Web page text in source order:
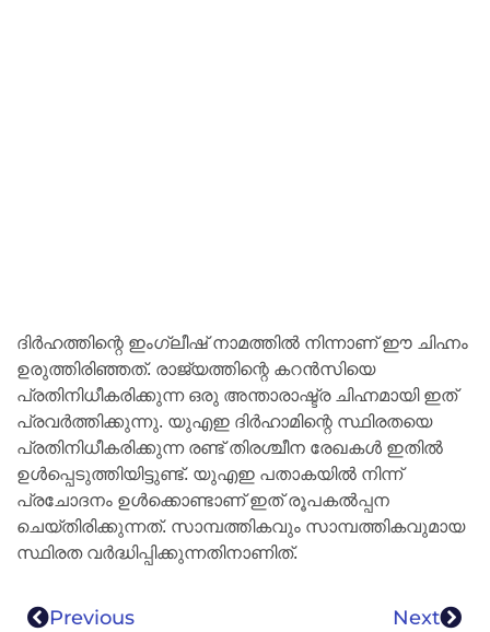
ദിർഹത്തിന്റെ ഇംഗ്ലീഷ് നാമത്തിൽ നിന്നാണ് ഈ ചിഹ്നം
ഉരുത്തിരിഞ്ഞത്. രാജ്യത്തിന്റെ കറൻസിയെ
പ്രതിനിധീകരിക്കുന്ന ഒരു അന്താരാഷ്ട്ര ചിഹ്നമായി ഇത്
പ്രവർത്തിക്കുന്നു. യുഎഇ ദിർഹാമിന്റെ സ്ഥിരതയെ
പ്രതിനിധീകരിക്കുന്ന രണ്ട് തിരശ്ചീന രേഖകൾ ഇതിൽ
ഉൾപ്പെടുത്തിയിട്ടുണ്ട്. യുഎഇ പതാകയിൽ നിന്ന്
പ്രചോദനം ഉൾക്കൊണ്ടാണ് ഇത് രൂപകൽപ്പന
ചെയ്തിരിക്കുന്നത്. സാമ്പത്തികവും സാമ്പത്തികവുമായ
സ്ഥിരത വർദ്ധിപ്പിക്കുന്നതിനാണിത്.
Previous Next